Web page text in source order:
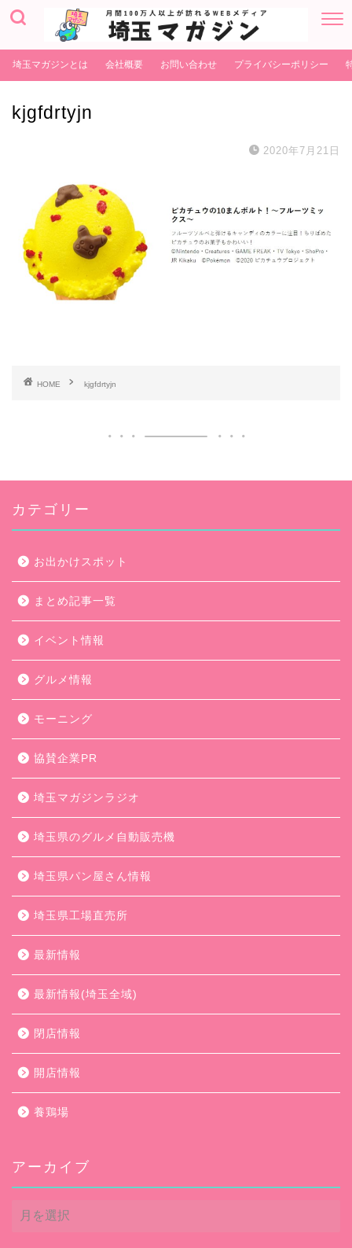
埼玉マガジンとは 会社概要 お問い合わせ プライバシーポリシー
kjgfdrtyjn
2020年7月21日
HOME kjgfdrtyjn
カテゴリー
お出かけスポット
まとめ記事一覧
イベント情報
グルメ情報
モーニング
協賛企業PR
埼玉マガジンラジオ
埼玉県のグルメ自動販売機
埼玉県パン屋さん情報
埼玉県工場直売所
最新情報
最新情報(埼玉全域)
閉店情報
開店情報
養鶏場
アーカイブ
ア
ー